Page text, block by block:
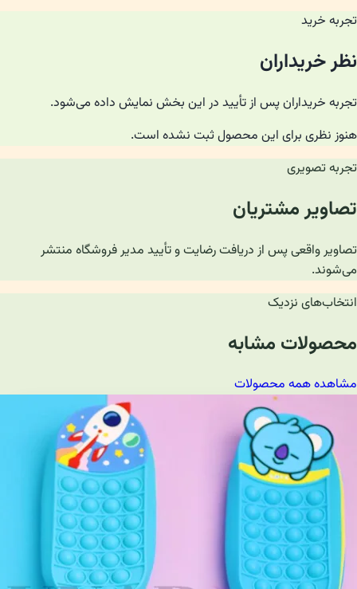
تجربه خرید
نظر خریداران
تجربه خریداران پس از تأیید در این بخش نمایش داده می‌شود.
هنوز نظری برای این محصول ثبت نشده است.
تجربه تصویری
تصاویر مشتریان
تصاویر واقعی پس از دریافت رضایت و تأیید مدیر فروشگاه منتشر
می‌شوند.
انتخاب‌های نزدیک
محصولات مشابه
مشاهده همه محصولات